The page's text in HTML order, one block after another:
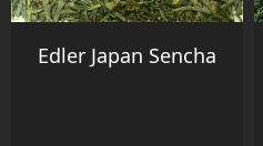
Edler Japan Sencha